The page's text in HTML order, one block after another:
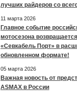
лучших райдеров со
11 марта 2026
Главное событие
мотосезона
«Севкабель Порт» в
обновленном формате!
05 марта 2026
Важная новость от
ASMAX в России